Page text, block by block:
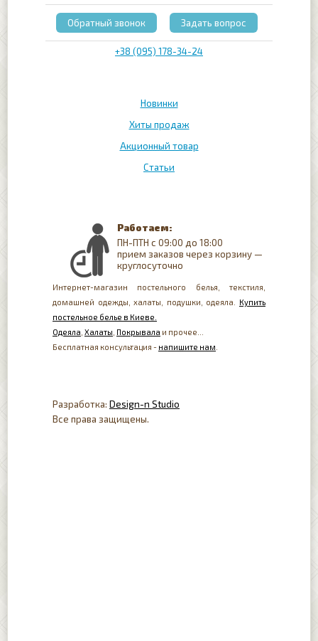
Новинки
Хиты продаж
Акционный товар
Статьи
+38 (095) 178-34-24
Обратный звонок Задать вопрос
Работаем:
ПН-ПТН с 09:00 до 18:00
прием заказов через корзину —
круглосуточно
Интернет-магазин постельного белья, текстиля,
домашней одежды, халаты, подушки, одеяла. Купить
постельное белье в Киеве.
Одеяла Халаты Покрывала и прочее...
Бесплатная консультация - напишите нам
Разработка: Design-n Studio
Все права защищены.